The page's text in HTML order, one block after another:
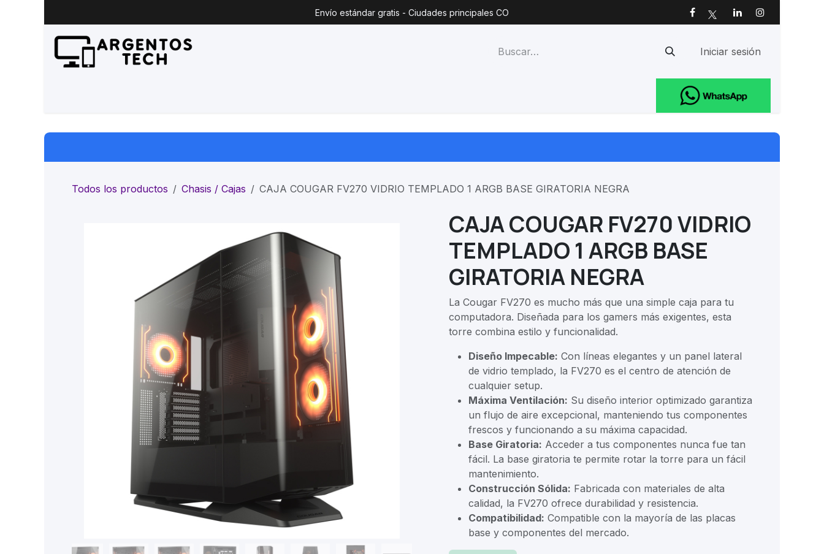
Envío estándar gratis - Ciudades principales CO
Iniciar sesión
Todos los productos Chasis / Cajas CAJA COUGAR FV270 VIDRIO TEMPLADO 1 ARGB BASE GIRATORIA NEGRA
CAJA COUGAR FV270 VIDRIO
TEMPLADO 1 ARGB BASE
GIRATORIA NEGRA
La Cougar FV270 es mucho más que una simple caja para tu
computadora. Diseñada para los gamers más exigentes, esta
torre combina estilo y funcionalidad.
Diseño Impecable: Con líneas elegantes y un panel lateral
de vidrio templado, la FV270 es el centro de atención de
cualquier setup.
Máxima Ventilación: Su diseño interior optimizado garantiza
un flujo de aire excepcional, manteniendo tus componentes
frescos y funcionando a su máxima capacidad.
Base Giratoria: Acceder a tus componentes nunca fue tan
fácil. La base giratoria te permite rotar la torre para un fácil
mantenimiento.
Construcción Sólida: Fabricada con materiales de alta
calidad, la FV270 ofrece durabilidad y resistencia.
Compatibilidad: Compatible con la mayoría de las placas
base y componentes del mercado.